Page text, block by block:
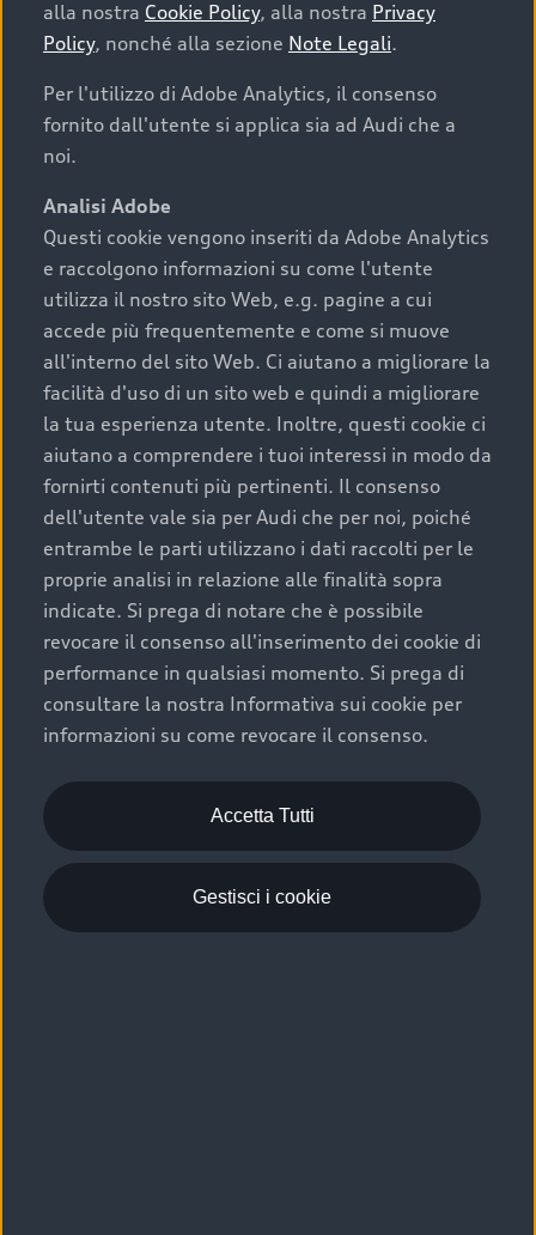
acquistare la tua prossima
auto
I requisiti fondamentali da considerare prima di
acquistare un’auto usata, oltre al prezzo e all'aspetto,
chilometraggio: un valore contenuto corrisponde a
uno stato migliore del veicolo e a una maggiore
durata nel tempo;
cronologia dei tagliandi: una documentazione
completa della vettura certifica una manutenzione
costante e accurata;
condizioni della carrozzeria e degli interni: una
buona conservazione evidenzia cura e attenzione del
precedente proprietario;
efficienza meccanica: motore, trasmissione e
componenti principali in ottimo stato garantiscono
prestazioni affidabili e sicure.
Acquistare un’auto usata in una Concessionaria ufficiale
Audi che offre l’usato garantito tramite Audi Prima
Scelta :plus, significa affidarsi ad un prodotto che viene
sottoposto a 110 controlli approfonditi e coperto da
garanzia fino a 4 anni per una maggiore tutela del tuo
acquisto.
alla nostra Cookie Policy, alla nostra Privacy
Policy, nonché alla sezione Note Legali.
Per l'utilizzo di Adobe Analytics, il consenso
fornito dall'utente si applica sia ad Audi che a
noi.
Analisi Adobe
Questi cookie vengono inseriti da Adobe Analytics
e raccolgono informazioni su come l'utente
utilizza il nostro sito Web, e.g. pagine a cui
accede più frequentemente e come si muove
all'interno del sito Web. Ci aiutano a migliorare la
facilità d'uso di un sito web e quindi a migliorare
la tua esperienza utente. Inoltre, questi cookie ci
aiutano a comprendere i tuoi interessi in modo da
fornirti contenuti più pertinenti. Il consenso
dell'utente vale sia per Audi che per noi, poiché
entrambe le parti utilizzano i dati raccolti per le
proprie analisi in relazione alle finalità sopra
indicate. Si prega di notare che è possibile
revocare il consenso all'inserimento dei cookie di
performance in qualsiasi momento. Si prega di
consultare la nostra Informativa sui cookie per
informazioni su come revocare il consenso.
Accetta Tutti
Gestisci i cookie